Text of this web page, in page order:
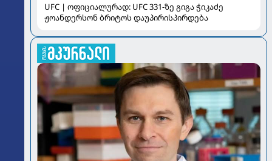
UFC | ოფიციალურად: UFC 331-ზე გიგა ჭიკაძე
ჟოანდერსონ ბრიტოს დაუპირისპირდება